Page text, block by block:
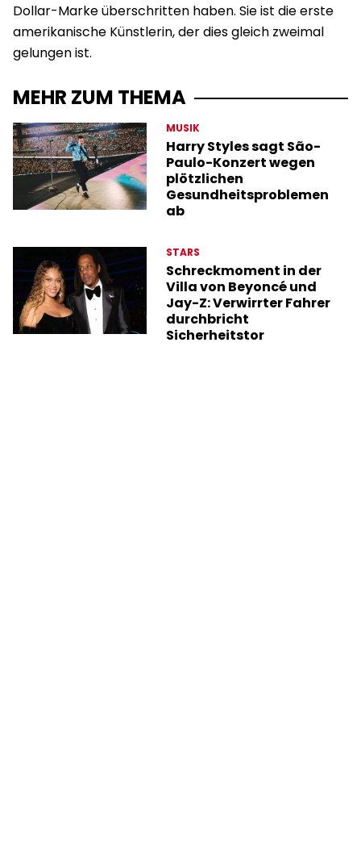
Dollar-Marke überschritten haben. Sie ist die erste
amerikanische Künstlerin, der dies gleich zweimal
gelungen ist.
MEHR ZUM THEMA
MUSIK
Harry Styles sagt São-
Paulo-Konzert wegen
plötzlichen
Gesundheitsproblemen
ab
STARS
Schreckmoment in der
Villa von Beyoncé und
Jay-Z: Verwirrter Fahrer
durchbricht
Sicherheitstor